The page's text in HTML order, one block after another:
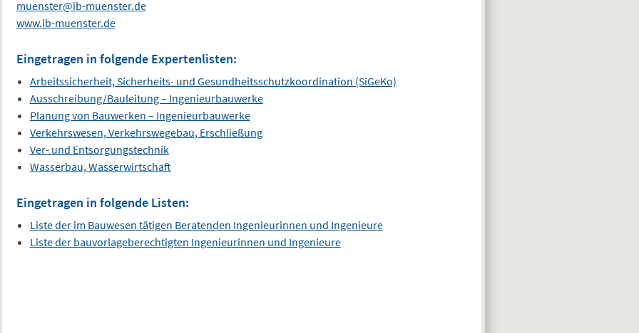
muenster@ib-muenster.de
www.ib-muenster.de
Eingetragen in folgende Expertenlisten:
Arbeitssicherheit, Sicherheits- und Gesundheitsschutzkoordination (SiGeKo)
Ausschreibung/Bauleitung – Ingenieurbauwerke
Planung von Bauwerken – Ingenieurbauwerke
Verkehrswesen, Verkehrswegebau, Erschließung
Ver- und Entsorgungstechnik
Wasserbau, Wasserwirtschaft
Eingetragen in folgende Listen:
Liste der im Bauwesen tätigen Beratenden Ingenieurinnen und Ingenieure
Liste der bauvorlageberechtigten Ingenieurinnen und Ingenieure